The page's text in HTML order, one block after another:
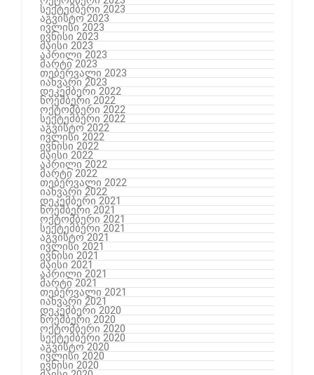
სექტემბერი 2023
აგვისტო 2023
ივლისი 2023
ივნისი 2023
მაისი 2023
აპრილი 2023
მარტი 2023
თებერვალი 2023
იანვარი 2023
დეკემბერი 2022
ნოემბერი 2022
ოქტომბერი 2022
სექტემბერი 2022
აგვისტო 2022
ივლისი 2022
ივნისი 2022
მაისი 2022
აპრილი 2022
მარტი 2022
თებერვალი 2022
იანვარი 2022
დეკემბერი 2021
ნოემბერი 2021
ოქტომბერი 2021
სექტემბერი 2021
აგვისტო 2021
ივლისი 2021
ივნისი 2021
მაისი 2021
აპრილი 2021
მარტი 2021
თებერვალი 2021
იანვარი 2021
დეკემბერი 2020
ნოემბერი 2020
ოქტომბერი 2020
სექტემბერი 2020
აგვისტო 2020
ივლისი 2020
ივნისი 2020